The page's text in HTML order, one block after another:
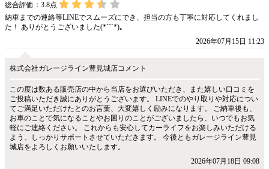
総合評価： 3.8点
納車までの連絡等LINEでスムーズにでき、担当の方も丁寧に対応してくれまし
た！ ありがとうございました(*ˊ˘ˋ*)｡
2026年07月15日 11:23
株式会社ガレージライン豊見城店コメント
この度は数ある販売店の中から当店をお選びいただき、また嬉しい口コミを
ご投稿いただき誠にありがとうございます。 LINEでのやり取りや対応につい
てご満足いただけたとのお言葉、大変嬉しく励みになります。 ご納車後も、
お車のことで気になることやお困りのことがございましたら、いつでもお気
軽にご連絡ください。 これからも安心してカーライフをお楽しみいただける
よう、しっかりサポートさせていただきます。 今後ともガレージライン豊見
城店をよろしくお願いいたします。
2026年07月18日 09:08